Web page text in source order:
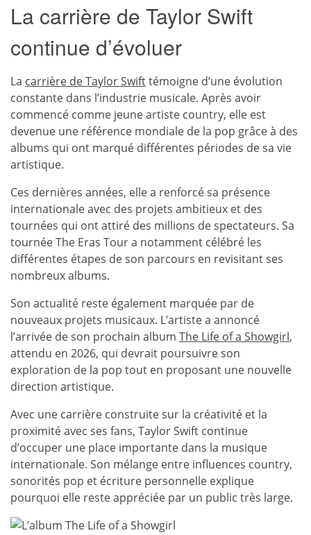
La carrière de Taylor Swift
continue d’évoluer
La carrière de Taylor Swifttémoigne d’une évolution
constante dans l’industrie musicale. Après avoir
commencé comme jeune artiste country, elle est
devenue une référence mondiale de la pop grâce à des
albums qui ont marqué différentes périodes de sa vie
artistique.
Ces dernières années, elle a renforcé sa présence
internationale avec des projets ambitieux et des
tournées qui ont attiré des millions de spectateurs. Sa
tournée The Eras Tour a notamment célébré les
différentes étapes de son parcours en revisitant ses
nombreux albums.
Son actualité reste également marquée par de
nouveaux projets musicaux. L’artiste a annoncé
l’arrivée de son prochain album The Life of a Showgirl,
attendu en 2026, qui devrait poursuivre son
exploration de la pop tout en proposant une nouvelle
direction artistique.
Avec une carrière construite sur la créativité et la
proximité avec ses fans, Taylor Swift continue
d’occuper une place importante dans la musique
internationale. Son mélange entre influences country,
sonorités pop et écriture personnelle explique
pourquoi elle reste appréciée par un public très large.